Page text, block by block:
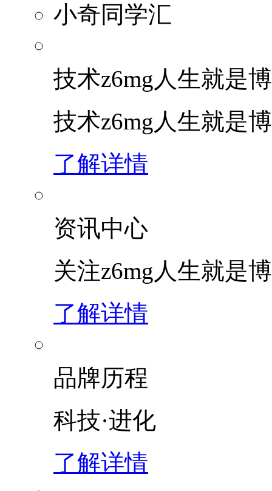
小奇同学汇
技术z6mg人生就是博
技术z6mg人生就是
了解详情
资讯中心
关注z6mg人生就是博
了解详情
品牌历程
科技·进化
了解详情